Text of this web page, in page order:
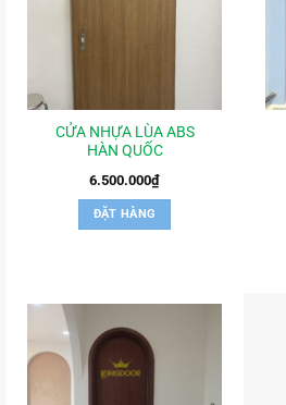
CỬA NHỰA LÙA ABS
HÀN QUỐC
6.500.000₫
ĐẶT HÀNG